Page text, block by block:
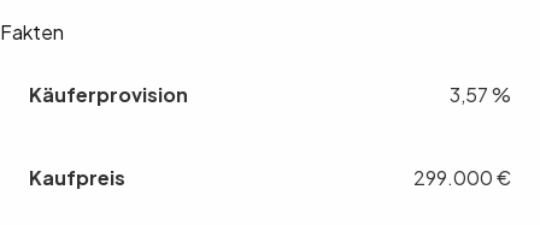
Fakten
Käuferprovision 3,57 %
Kaufpreis 299.000 €